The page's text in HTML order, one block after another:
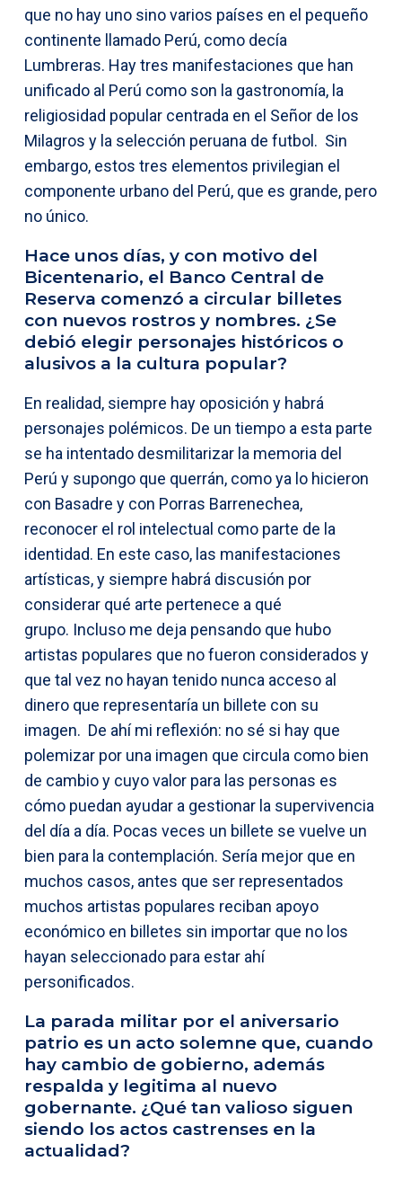
que no hay uno sino varios países en el pequeño
continente llamado Perú, como decía
Lumbreras. Hay tres manifestaciones que han
unificado al Perú como son la gastronomía, la
religiosidad popular centrada en el Señor de los
Milagros y la selección peruana de futbol. Sin
embargo, estos tres elementos privilegian el
componente urbano del Perú, que es grande, pero
no único.
Hace unos días, y con motivo del
Bicentenario, el Banco Central de
Reserva comenzó a circular billetes
con nuevos rostros y nombres. ¿Se
debió elegir personajes históricos o
alusivos a la cultura popular?
En realidad, siempre hay oposición y habrá
personajes polémicos. De un tiempo a esta parte
se ha intentado desmilitarizar la memoria del
Perú y supongo que querrán, como ya lo hicieron
con Basadre y con Porras Barrenechea,
reconocer el rol intelectual como parte de la
identidad. En este caso, las manifestaciones
artísticas, y siempre habrá discusión por
considerar qué arte pertenece a qué
grupo. Incluso me deja pensando que hubo
artistas populares que no fueron considerados y
que tal vez no hayan tenido nunca acceso al
dinero que representaría un billete con su
imagen. De ahí mi reflexión: no sé si hay que
polemizar por una imagen que circula como bien
de cambio y cuyo valor para las personas es
cómo puedan ayudar a gestionar la supervivencia
del día a día. Pocas veces un billete se vuelve un
bien para la contemplación. Sería mejor que en
muchos casos, antes que ser representados
muchos artistas populares reciban apoyo
económico en billetes sin importar que no los
hayan seleccionado para estar ahí
personificados.
La parada militar por el aniversario
patrio es un acto solemne que, cuando
hay cambio de gobierno, además
respalda y legitima al nuevo
gobernante. ¿Qué tan valioso siguen
siendo los actos castrenses en la
actualidad?